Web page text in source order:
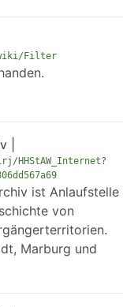
Filter
|
ist Anlaufstelle
von
Marburg und